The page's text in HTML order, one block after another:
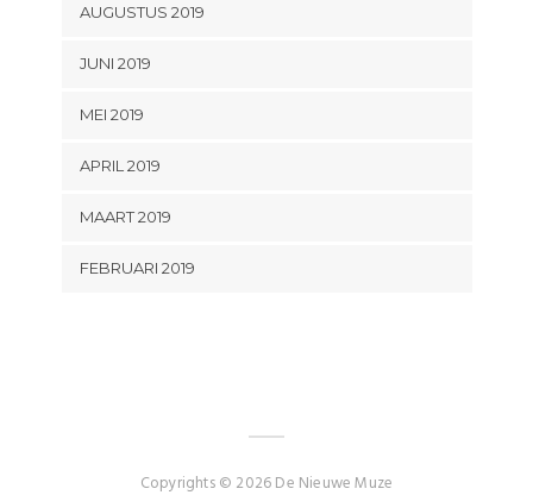
AUGUSTUS 2019
JUNI 2019
MEI 2019
APRIL 2019
MAART 2019
FEBRUARI 2019
Copyrights © 2026 De Nieuwe Muze